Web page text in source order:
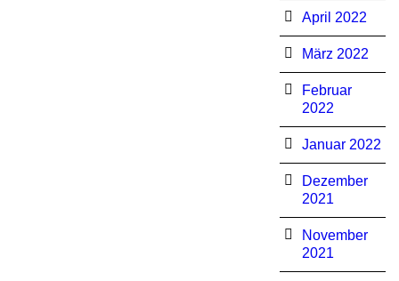
April 2022
März 2022
Februar
2022
Januar 2022
Dezember
2021
November
2021